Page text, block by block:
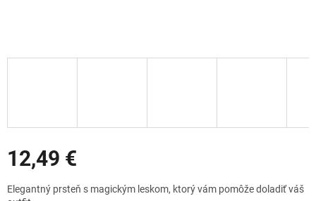
12,49 €
cena:
Elegantný prsteň s magickým leskom, ktorý vám pomôže doladiť váš